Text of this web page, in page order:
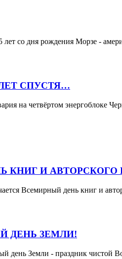
лет со дня рождения Морзе -
СПУСТЯ…
на четвёртом энергоблоке
КНИГ И АВТОРСКОГО
Всемирный день книг и
ДЕНЬ ЗЕМЛИ!
день Земли - праздник чистой